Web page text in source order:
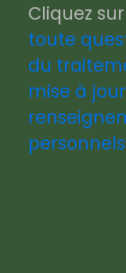
Cliquez
toute
du
mise à
personnels